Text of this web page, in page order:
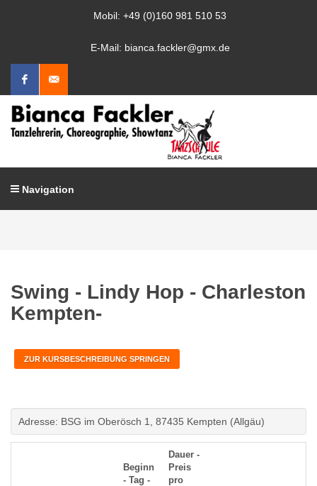
Mobil: +49 (0)160 981 510 53
E-Mail: bianca.fackler@gmx.de
Facebook
Mail
schreiben
Navigation
Swing - Lindy Hop - Charleston
Kempten-
ZUR KURSBESCHREIBUNG SPRINGEN
Adresse: BSG im Oberösch 1, 87435 Kempten (Allgäu)
Beginn
- Tag -
Dauer -
Preis
pro